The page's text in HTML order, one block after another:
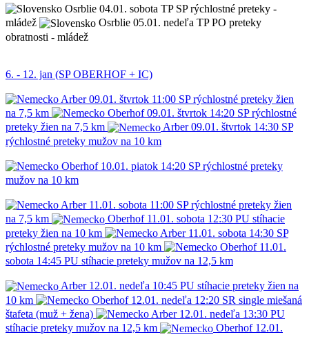
Osrblie 04.01. sobota TP SP rýchlostné preteky -
mládež
Osrblie 05.01. nedeľa TP PO preteky
obratnosti - mládež
6. - 12. jan (SP OBERHOF + IC)
Arber 09.01. štvrtok 11:00 SP rýchlostné preteky žien
na 7,5 km
Oberhof 09.01. štvrtok 14:20 SP rýchlostné
preteky žien na 7,5 km
Arber 09.01. štvrtok 14:30 SP
rýchlostné preteky mužov na 10 km
Oberhof 10.01. piatok 14:20 SP rýchlostné preteky
mužov na 10 km
Arber 11.01. sobota 11:00 SP rýchlostné preteky žien
na 7,5 km
Oberhof 11.01. sobota 12:30 PU stíhacie
preteky žien na 10 km
Arber 11.01. sobota 14:30 SP
rýchlostné preteky mužov na 10 km
Oberhof 11.01.
sobota 14:45 PU stíhacie preteky mužov na 12,5 km
Arber 12.01. nedeľa 10:45 PU stíhacie preteky žien na
10 km
Oberhof 12.01. nedeľa 12:20 SR single miešaná
štafeta (muž + žena)
Arber 12.01. nedeľa 13:30 PU
stíhacie preteky mužov na 12,5 km
Oberhof 12.01.